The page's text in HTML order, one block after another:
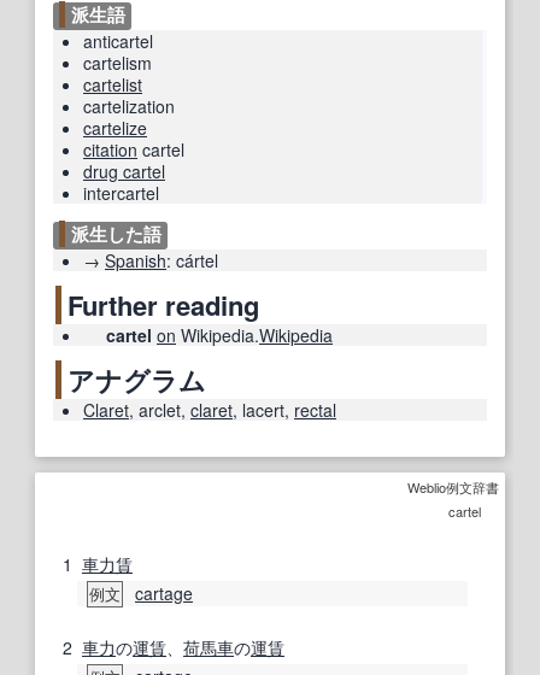
派生語
anticartel
cartelism
cartelist
cartelization
cartelize
citation cartel
drug cartel
intercartel
派生した語
→ Spanish: cártel
Further reading
cartel on Wikipedia.Wikipedia
アナグラム
Claret, arclet, claret, lacert, rectal
Weblio例文辞書
cartel
1 車力賃
例文 cartage
2 車力の運賃、 荷馬車の運賃